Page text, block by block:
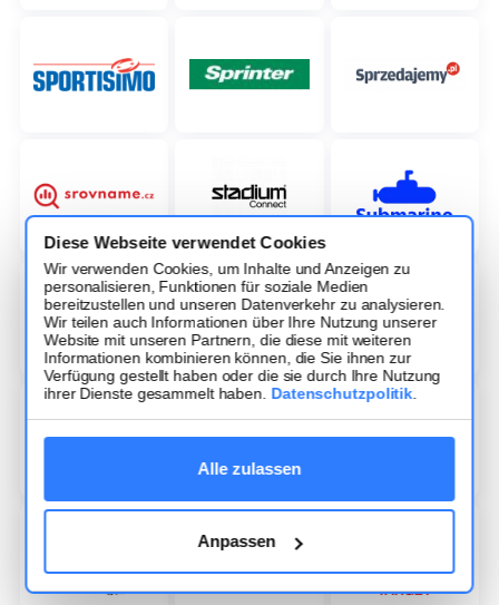
Diese Webseite verwendet Cookies
Wir verwenden Cookies, um Inhalte und Anzeigen zu
personalisieren, Funktionen für soziale Medien
bereitzustellen und unseren Datenverkehr zu analysieren.
Wir teilen auch Informationen über Ihre Nutzung unserer
Website mit unseren Partnern, die diese mit weiteren
Informationen kombinieren können, die Sie ihnen zur
Verfügung gestellt haben oder die sie durch Ihre Nutzung
ihrer Dienste gesammelt haben. Datenschutzpolitik
Alle zulassen
Anpassen